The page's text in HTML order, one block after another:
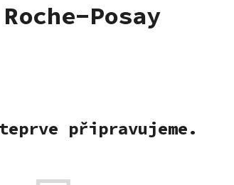
Posay
připravujeme.